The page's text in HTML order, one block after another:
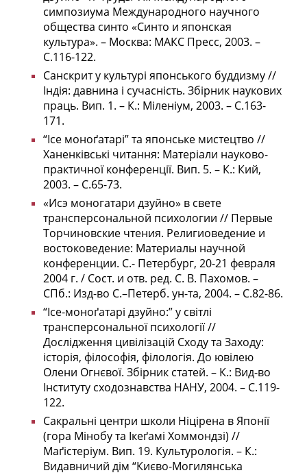
симпозиума Международного научного
общества синто «Синто и японская
культура». – Москва: МАКС Пресс, 2003. –
С.116-122.
Санскрит у культурі японського буддизму //
Індія: давнина і сучасність. Збірник наукових
праць. Вип. 1. – К.: Міленіум, 2003. – С.163-
171.
“Ісе моноґатарі” та японське мистецтво //
Ханенківські читання: Матеріали науково-
практичної конференції. Вип. 5. – К.: Кий,
2003. – С.65-73.
«Исэ моногатари дзуйно» в свете
трансперсональной психологии // Первые
Торчиновские чтения. Религиоведение и
востоковедение: Материалы научной
конференции. С.- Петербург, 20-21 февраля
2004 г. / Сост. и отв. ред. С. В. Пахомов. –
СПб.: Изд-во С.–Петерб. ун-та, 2004. – С.82-86.
“Ісе-моноґатарі дзуйно:” у світлі
трансперсональної психології //
Дослідження цивілізацій Сходу та Заходу:
історія, філософія, філологія. До ювілею
Олени Огнєвої. Збірник статей. – К.: Вид-во
Інституту сходознавства НАНУ, 2004. – С.119-
122.
Сакральні центри школи Ніцірена в Японії
(гора Мінобу та Ікеґамі Хоммондзі) //
Маґістеріум. Вип. 19. Культурологія. – К.:
Видавничий дім “Києво-Могилянська